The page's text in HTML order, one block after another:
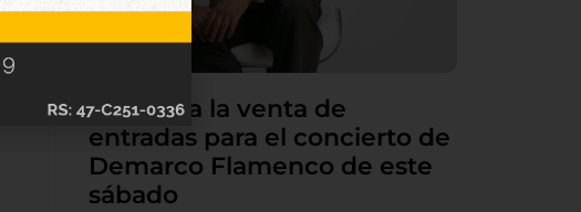
Continúa la venta de
entradas para el concierto de
Demarco Flamenco de este
sábado